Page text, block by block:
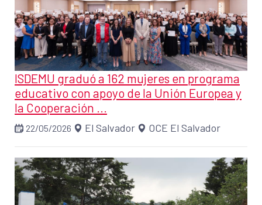
ISDEMU graduó a 162 mujeres en programa
educativo con apoyo de la Unión Europea y
la Cooperación ...
22/05/2026 El Salvador OCE El Salvador